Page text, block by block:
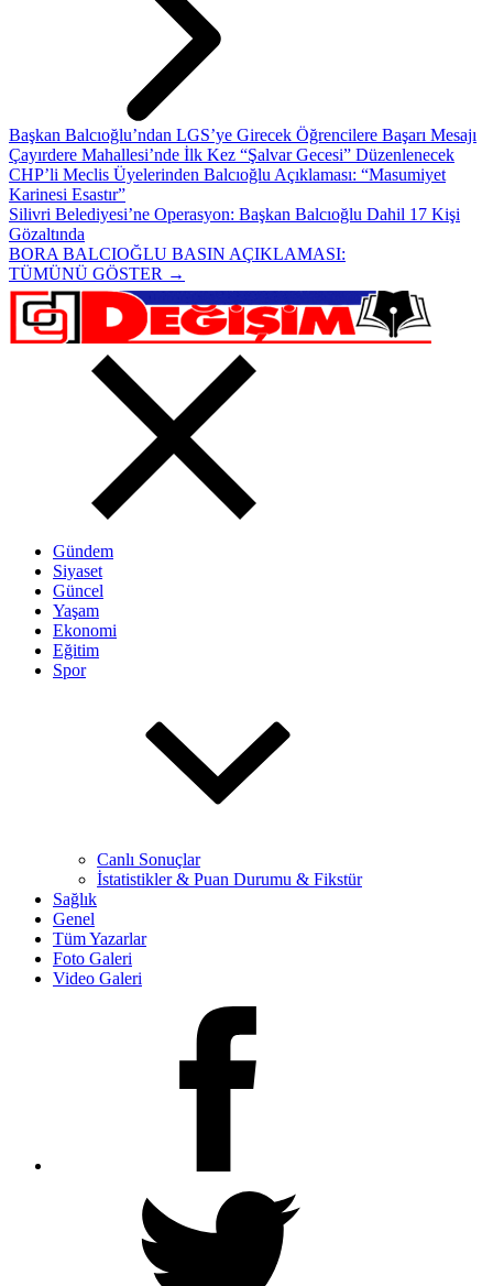
Başkan Balcıoğlu’ndan LGS’ye Girecek Öğrencilere Başarı Mesajı
Çayırdere Mahallesi’nde İlk Kez “Şalvar Gecesi” Düzenlenecek
CHP’li Meclis Üyelerinden Balcıoğlu Açıklaması: “Masumiyet
Karinesi Esastır”
Silivri Belediyesi’ne Operasyon: Başkan Balcıoğlu Dahil 17 Kişi
Gözaltında
BORA BALCIOĞLU BASIN AÇIKLAMASI:
TÜMÜNÜ GÖSTER →
Gündem
Siyaset
Güncel
Yaşam
Ekonomi
Eğitim
Spor
Canlı Sonuçlar
İstatistikler & Puan Durumu & Fikstür
Sağlık
Genel
Tüm Yazarlar
Foto Galeri
Video Galeri